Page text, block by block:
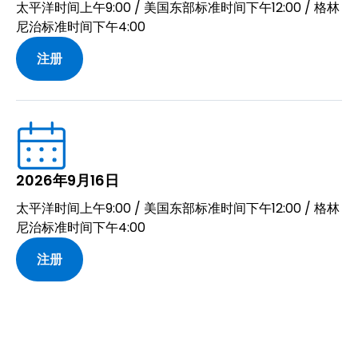
太平洋时间上午9:00 / 美国东部标准时间下午12:00 / 格林
尼治标准时间下午4:00
注册
2026年9月16日
太平洋时间上午9:00 / 美国东部标准时间下午12:00 / 格林
尼治标准时间下午4:00
注册